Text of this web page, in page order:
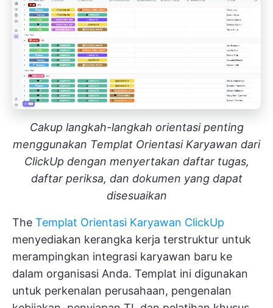
Cakup langkah-langkah orientasi penting
menggunakan Templat Orientasi Karyawan dari
ClickUp dengan menyertakan daftar tugas,
daftar periksa, dan dokumen yang dapat
disesuaikan
The Templat Orientasi Karyawan ClickUp
menyediakan kerangka kerja terstruktur untuk
merampingkan integrasi karyawan baru ke
dalam organisasi Anda. Templat ini digunakan
untuk perkenalan perusahaan, pengenalan